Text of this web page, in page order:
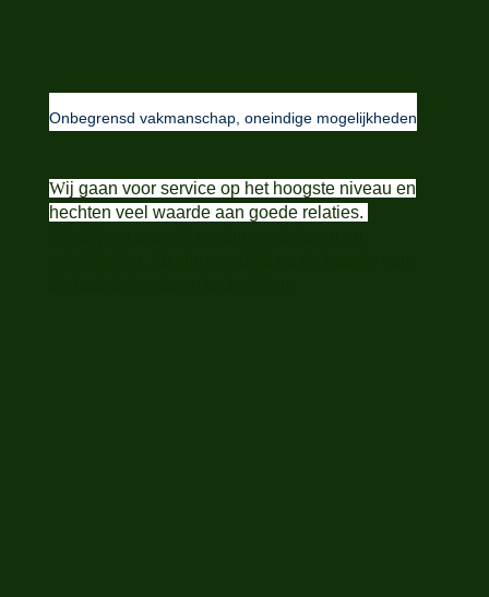
Onbegrensd vakmanschap, oneindige mogelijkheden
Wij gaan voor service op het hoogste niveau en
hechten veel waarde aan goede relaties.